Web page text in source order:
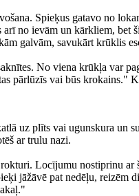
Spieķus gatavo no
no ievām un kārkliem, bet
galvām, savukārt krūklis
No viena krūkļa var
pārlūzīs vai būs
uz plīts vai ugunskura un
ar trulu nazi.
Locījumu nostiprinu ar
jāžāvē pat nedēļu,